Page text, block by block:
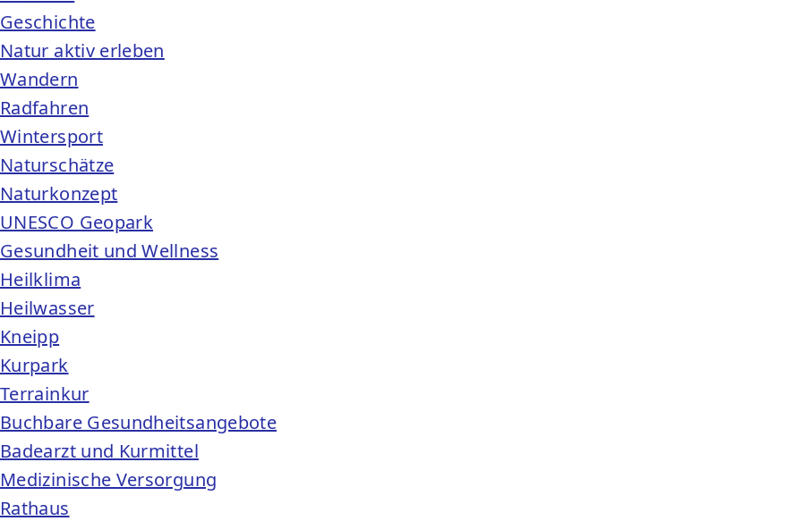
Geschichte
Natur aktiv erleben
Wandern
Radfahren
Wintersport
Naturschätze
Naturkonzept
UNESCO Geopark
Gesundheit und Wellness
Heilklima
Heilwasser
Kneipp
Kurpark
Terrainkur
Buchbare Gesundheitsangebote
Badearzt und Kurmittel
Medizinische Versorgung
Rathaus